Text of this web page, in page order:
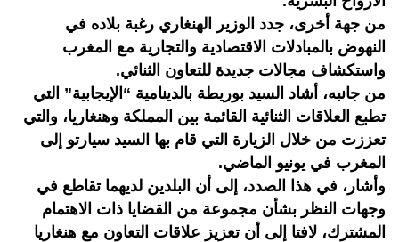
من جهة أخرى، جدد الوزير الهنغاري رغبة بلاده في
النهوض بالمبادلات الاقتصادية والتجارية مع المغرب
واستكشاف مجالات جديدة للتعاون الثنائي.
من جانبه، أشاد السيد بوريطة بالدينامية “الإيجابية” التي
تطبع العلاقات الثنائية القائمة بين المملكة وهنغاريا، والتي
تعززت من خلال الزيارة التي قام بها السيد سيارتو إلى
المغرب في يونيو الماضي.
وأشار، في هذا الصدد، إلى أن البلدين لديهما تقاطع في
وجهات النظر بشأن مجموعة من القضايا ذات الاهتمام
المشترك، لافتا إلى أن تعزيز علاقات التعاون مع هنغاريا